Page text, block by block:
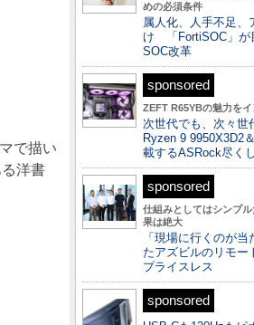
で描い
洋書
めの必須条件
属人化、人手不足、
け 「FortiSOC」が
SOC改革
sponsored
ZEFT R65YBの魅力を
次世代でも、次々世
Ryzen 9 9950X3D2
載するASRock尽く
sponsored
仕組みとしてはシンプ
果は絶大
「現場に行くのが当
たアズビルのリモ
プライスレス
sponsored